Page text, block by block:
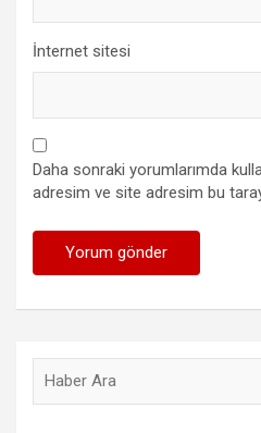
İnternet sitesi
Daha sonraki yorumlarımda
adresim ve site adresim bu